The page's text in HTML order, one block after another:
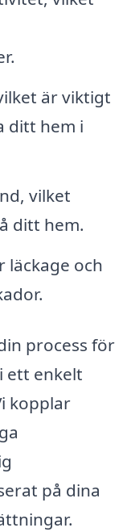
är viktigt
ditt hem i
vilket
ditt hem.
läckage och
process för
ett enkelt
kopplar
på dina